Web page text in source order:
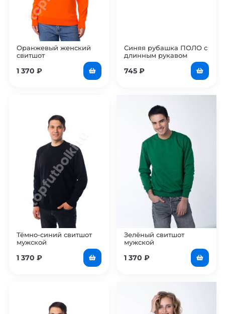
Оранжевый женский
свитшот
1 370 ₽
Синяя рубашка ПОЛО с
длинным рукавом
745 ₽
Тёмно-синий свитшот
мужской
1 370 ₽
Зелёный свитшот
мужской
1 370 ₽